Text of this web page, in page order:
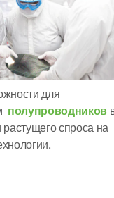
для
полупроводников
спроса на